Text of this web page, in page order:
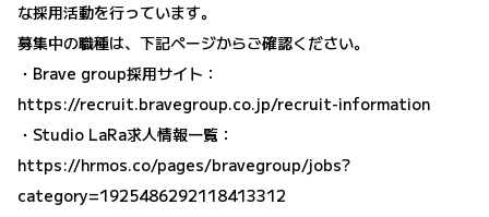
な採用活動を行っています。
募集中の職種は、下記ページからご確認ください。
・Brave group採用サイト：
https://recruit.bravegroup.co.jp/recruit-information
・Studio LaRa求人情報一覧：
https://hrmos.co/pages/bravegroup/jobs?
category=1925486292118413312